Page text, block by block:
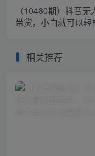
（10480期）抖音无
带货，小白就可以轻
相关推荐